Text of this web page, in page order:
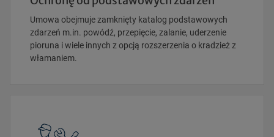
Umowa obejmuje zamknięty katalog podstawowych
zdarzeń m.in. powódź, przepięcie, zalanie, uderzenie
pioruna i wiele innych z opcją rozszerzenia o kradzież z
włamaniem.